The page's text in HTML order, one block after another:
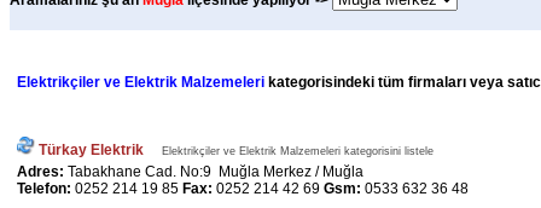
Elektrikçiler ve Elektrik Malzemeleri kategorisindeki tüm firmaları veya
Türkay Elektrik Elektrikçiler ve Elektrik Malzemeleri kategorisini listele
Adres: Tabakhane Cad. No:9 Muğla Merkez / Muğla
Telefon: 0252 214 19 85 Fax: 0252 214 42 69 Gsm: 0533 632 36 48